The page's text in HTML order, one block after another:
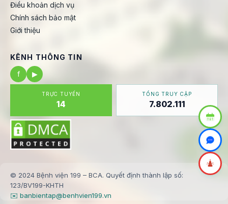
Điều khoản dịch vụ
Chính sách bảo mật
Giới thiệu
KÊNH THÔNG TIN
f
▶
TRỰC TUYẾN
14
TỔNG TRUY CẬP
7.802.111
© 2024 Bệnh viện 199 – BCA. Quyết định thành lập số:
123/BV199-KHTH
✉️ banbientap@benhvien199.vn